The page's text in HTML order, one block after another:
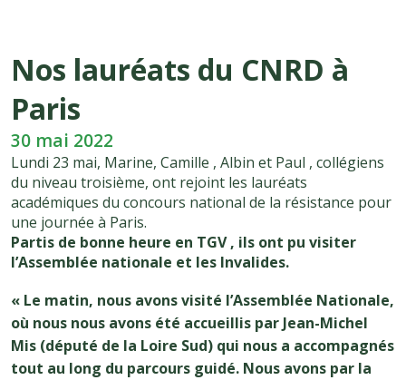
Nos lauréats du CNRD à
Paris
30 mai 2022
Lundi 23 mai, Marine, Camille , Albin et Paul , collégiens
du niveau troisième, ont rejoint les lauréats
académiques du concours national de la résistance pour
une journée à Paris.
Partis de bonne heure en TGV , ils ont pu visiter
l’Assemblée nationale et les Invalides.
« Le matin, nous avons visité l’Assemblée Nationale,
où nous nous avons été accueillis par Jean-Michel
Mis (député de la Loire Sud) qui nous a accompagnés
tout au long du parcours guidé. Nous avons par la